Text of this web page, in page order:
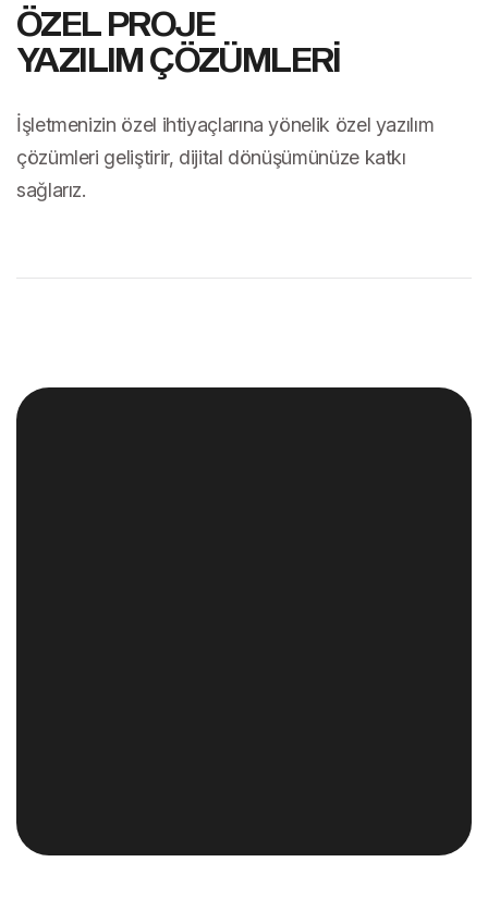
ÖZEL PROJE
YAZILIM ÇÖZÜMLERİ
İşletmenizin özel ihtiyaçlarına yönelik özel yazılım
çözümleri geliştirir, dijital dönüşümünüze katkı
sağlarız.